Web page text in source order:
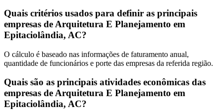
Quais critérios usados para definir as principais
empresas de Arquitetura E Planejamento em
Epitaciolândia, AC?
O cálculo é baseado nas informações de faturamento anual,
quantidade de funcionários e porte das empresas da referida região.
Quais são as principais atividades econômicas das
empresas de Arquitetura E Planejamento em
Epitaciolândia, AC?